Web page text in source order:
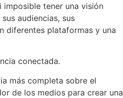
imposible tener una visión
audiencias, sus
diferentes plataformas y una
conectada.
más completa sobre el
de los medios para crear una